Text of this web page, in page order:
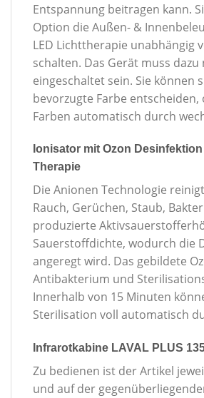
Entspannung beitragen kann.
Option die Außen- &
LED Lichttherapie unabhängig
schalten. Das Gerät muss dazu
eingeschaltet sein. Sie können
bevorzugte Farbe entscheiden,
Farben automatisch durch
Ionisator mit Ozon
Therapie
Die Anionen Technologie
Rauch, Gerüchen, Staub,
produzierte
Sauerstoffdichte, wodurch die
angeregt wird. Das gebildete
Antibakterium und
Innerhalb von 15 Minuten
Sterilisation voll automatisch
Infrarotkabine LAVAL PLUS
Zu bedienen ist der Artikel
und auf der